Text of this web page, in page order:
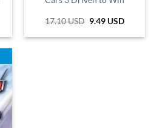
17.10USD El
original
9.49 USD
actual